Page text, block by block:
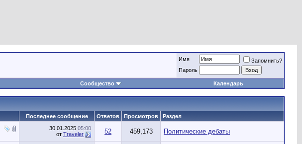
Имя
Запомнить?
Пароль
Сообщество Календарь
Последнее сообщение Ответов Просмотров Раздел
30.01.2025 05:00
от Traveler 52 459,173 Политические дебаты